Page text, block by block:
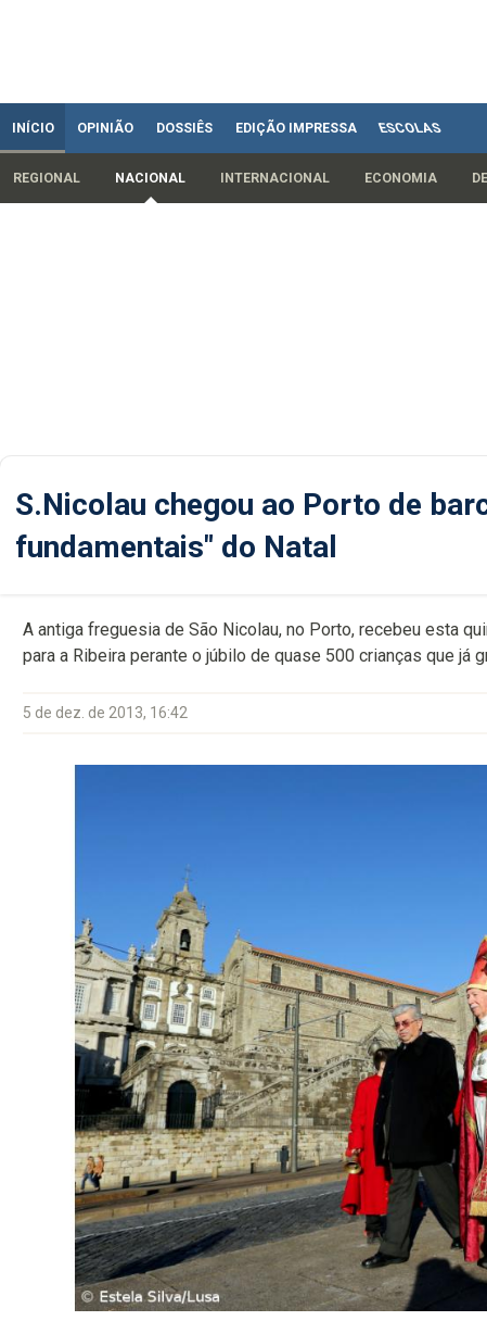
INÍCIO OPINIÃO DOSSIÊS EDIÇÃO IMPRESSA ESCOLAS
REGIONAL NACIONAL INTERNACIONAL ECONOMIA
S.Nicolau chegou ao Porto de
fundamentais" do Natal
A antiga freguesia de São Nicolau, no Porto, recebeu esta
para a Ribeira perante o júbilo de quase 500 crianças que já
5 de dez. de 2013, 16:42